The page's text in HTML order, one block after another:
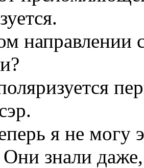
направлении
я не могу
Они знали